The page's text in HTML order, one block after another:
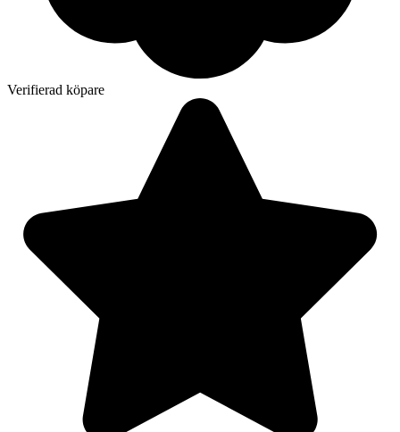
Verifierad köpare